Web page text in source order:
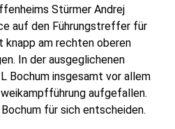
Stürmer Andrej
auf den Führungstreffer für
knapp am rechten oberen
In der ausgeglichenen
Bochum insgesamt vor allem
aufgefallen.
für sich entscheiden.